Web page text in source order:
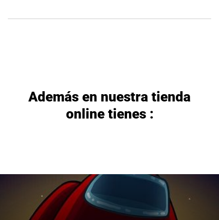
Además en nuestra tienda
online tienes :